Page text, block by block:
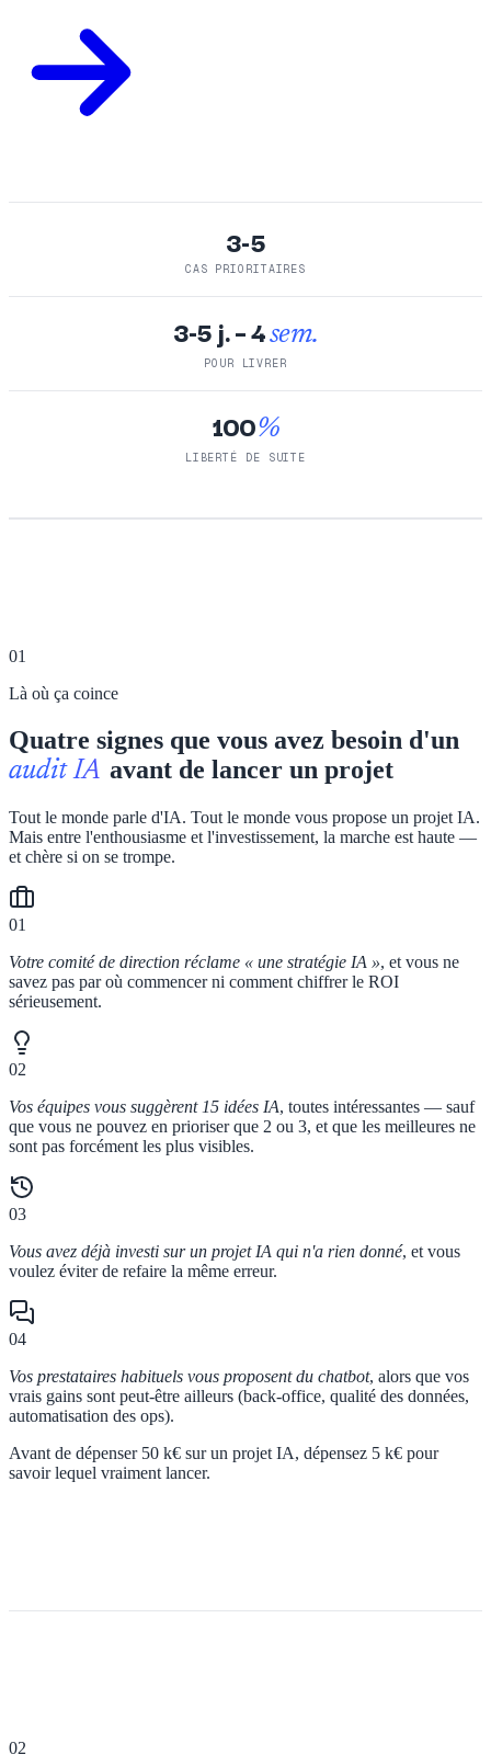
3-5
CAS PRIORITAIRES
3-5 j. – 4sem.
POUR LIVRER
100%
LIBERTÉ DE SUITE
01
Là où ça coince
Quatre signes que vous avez besoin d'un
audit IA avant de lancer un projet
Tout le monde parle d'IA. Tout le monde vous propose un projet IA.
Mais entre l'enthousiasme et l'investissement, la marche est haute —
et chère si on se trompe.
01
Votre comité de direction réclame « une stratégie IA », et vous ne
savez pas par où commencer ni comment chiffrer le ROI
sérieusement.
02
Vos équipes vous suggèrent 15 idées IA, toutes intéressantes — sauf
que vous ne pouvez en prioriser que 2 ou 3, et que les meilleures ne
sont pas forcément les plus visibles.
03
Vous avez déjà investi sur un projet IA qui n'a rien donné, et vous
voulez éviter de refaire la même erreur.
04
Vos prestataires habituels vous proposent du chatbot, alors que vos
vrais gains sont peut-être ailleurs (back-office, qualité des données,
automatisation des ops).
Avant de dépenser 50 k€ sur un projet IA, dépensez 5 k€ pour
savoir lequel vraiment lancer.
02